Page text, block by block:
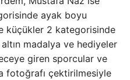
ayak boyu
küçükler 2 kategorisinde
madalya ve hediyeler
giren sporcular ve
fotoğrafı çektirilmesiyle